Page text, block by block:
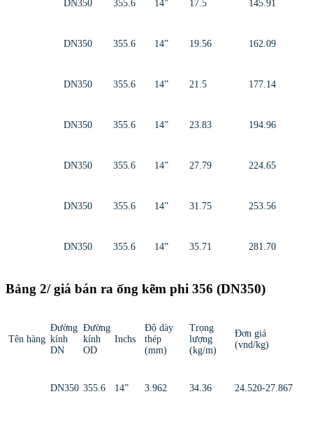
DN350 355.6 14” 17.5 145.91
DN350 355.6 14” 19.56 162.09
DN350 355.6 14” 21.5 177.14
DN350 355.6 14” 23.83 194.96
DN350 355.6 14” 27.79 224.65
DN350 355.6 14” 31.75 253.56
DN350 355.6 14” 35.71 281.70
Bảng 2/ giá bán ra ống kẽm phi 356 (DN350)
Tên hàng
Đường
kính
DN
Đường
kính
OD
Inchs
Độ dày
thép
(mm)
Trọng
lượng
(kg/m)
Đơn giá
(vnd/kg)
DN350 355.6 14” 3.962 34.36 24.520-27.867